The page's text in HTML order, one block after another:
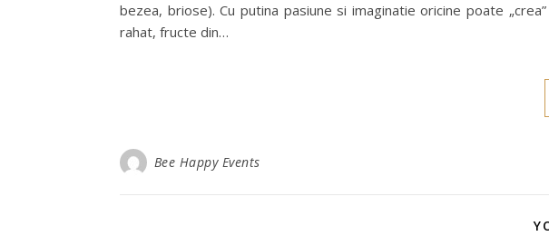
bezea, briose). Cu putina pasiune si imaginatie oricine poate
rahat, fructe din…
Bee Happy Events